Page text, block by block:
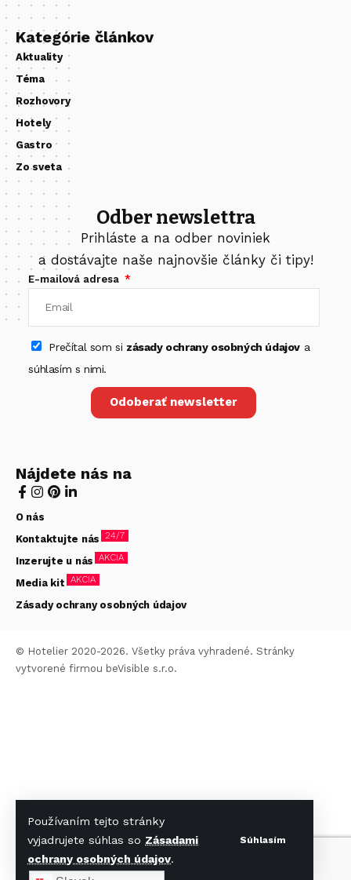
Používaním tejto stránky
vyjadrujete súhlas so Zásadami
ochrany osobných údajov.
Súhlasím
Kategórie článkov
Aktuality
Téma
Rozhovory
Hotely
Gastro
Zo sveta
Odber newslettra
Prihláste a na odber noviniek
a dostávajte naše najnovšie články či tipy!
E-mailová adresa
Prečítal som si zásady ochrany osobných údajova
súhlasím s nimi.
Odoberať newsletter
Nájdete nás na
O nás
Kontaktujte nás 24/7
Inzerujte u nás AKCIA
Media kit AKCIA
Zásady ochrany osobných údajov
© Hotelier 2020-2026. Všetky práva vyhradené. Stránky
vytvorené firmou beVisible s.r.o.